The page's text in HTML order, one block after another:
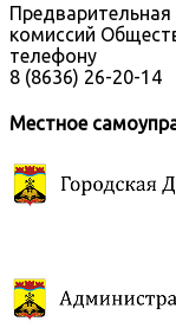
комиссий
телефону
8 (8636) 26-20-14
Местное